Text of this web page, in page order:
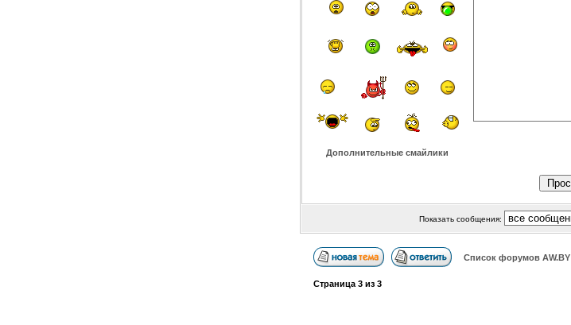
Дополнительные смайлики
Показать сообщения:
Список форумов АW.BY
Страница 3 из 3